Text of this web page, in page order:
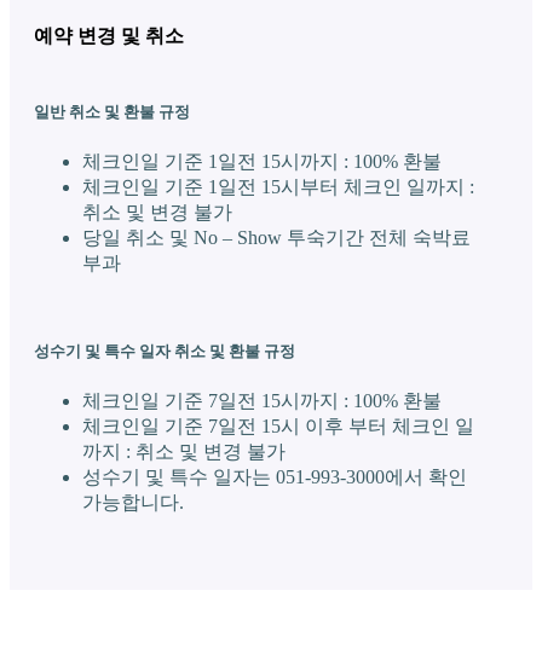
예약 변경 및 취소
일반 취소 및 환불 규정
체크인일 기준 1일전 15시까지 : 100% 환불
체크인일 기준 1일전 15시부터 체크인 일까지 :
취소 및 변경 불가
당일 취소 및 No – Show 투숙기간 전체 숙박료
부과
성수기 및 특수 일자 취소 및 환불 규정
체크인일 기준 7일전 15시까지 : 100% 환불
체크인일 기준 7일전 15시 이후 부터 체크인 일
까지 : 취소 및 변경 불가
성수기 및 특수 일자는 051-993-3000에서 확인
가능합니다.